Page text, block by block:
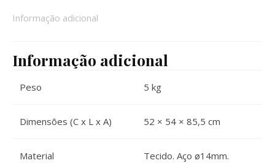
Informação adicional
Informação adicional
Peso 5 kg
Dimensões (C x L x A) 52 × 54 × 85,5 cm
Material
Tecido. Aço ø14mm.